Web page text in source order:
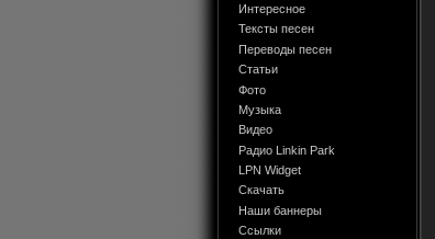
Интересное
Тексты песен
Переводы песен
Статьи
Фото
Музыка
Видео
Радио Linkin Park
LPN Widget
Скачать
Наши баннеры
Ссылки